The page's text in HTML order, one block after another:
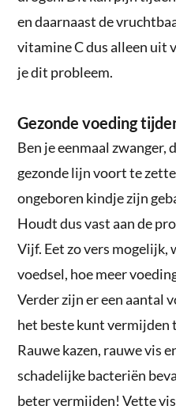
en daarnaast de
vitamine C dus alleen uit
je dit probleem.
Gezonde voeding
Ben je eenmaal zwanger,
gezonde lijn voort te
ongeboren kindje zijn
Houdt dus vast aan de
Vijf. Eet zo vers mogelijk,
voedsel, hoe meer
Verder zijn er een aantal
het beste kunt vermijden
Rauwe kazen, rauwe vis
schadelijke bacteriën
beter vermijden! Vette